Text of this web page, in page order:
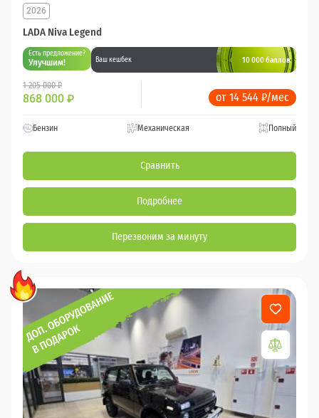
LADA Niva Legend
2026
Есть предложение?
Улучшим! Ваш кешбек 10 000 баллов
1 205 000 ₽
868 000 ₽ от 14 544 ₽/мес
Бензин Механическая Полный
Сравнить
Подробнее
Перезвоним за минуту